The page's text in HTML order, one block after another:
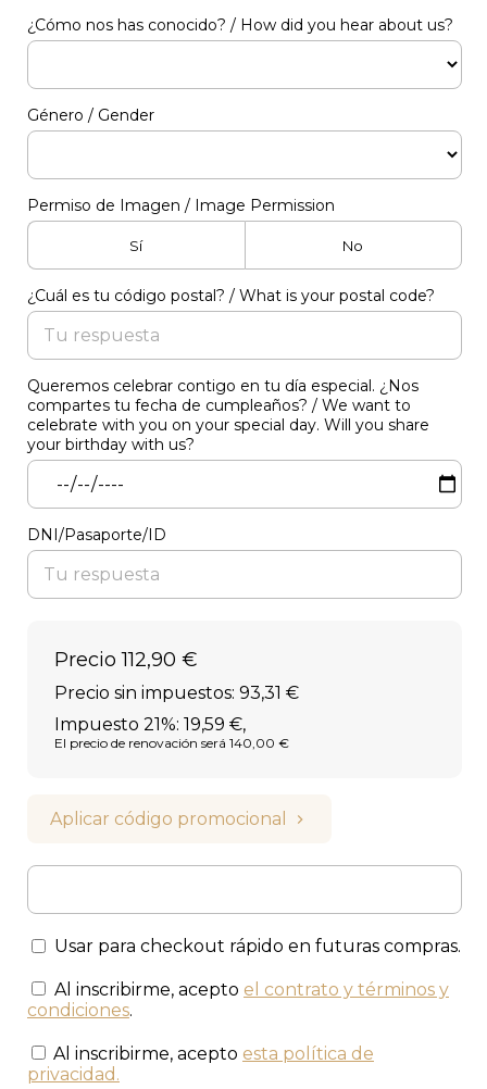
¿Cómo nos has conocido? / How did you hear about us?
Género / Gender
Permiso de Imagen / Image Permission
Sí No
¿Cuál es tu código postal? / What is your postal code?
Queremos celebrar contigo en tu día especial. ¿Nos
compartes tu fecha de cumpleaños? / We want to
celebrate with you on your special day. Will you share
your birthday with us?
DNI/Pasaporte/ID
Precio 112,90 €
Precio sin impuestos: 93,31 €
Impuesto 21%: 19,59 €,
El precio de renovación será 140,00 €
Aplicar código promocional
Usar para checkout rápido en futuras compras.
Al inscribirme, acepto el contrato y términos y
condiciones.
Al inscribirme, acepto esta política de
privacidad .